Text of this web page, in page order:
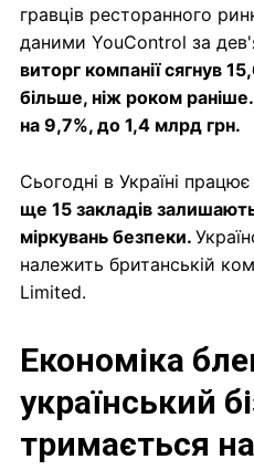
гравців ресторанного
даними YouControl за
виторг компанії сягнув
більше, ніж роком
на 9,7%, до 1,4 млрд грн.
Сьогодні в Україні працює
ще 15 закладів
міркувань безпеки.
належить британській
Limited.
Економіка
український
тримається